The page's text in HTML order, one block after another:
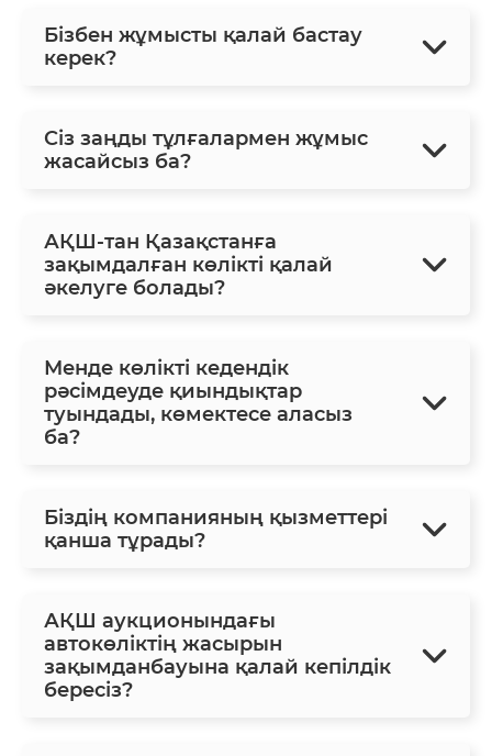
Бізбен жұмысты қалай бастау
керек?
Сіз заңды тұлғалармен жұмыс
жасайсыз ба?
АҚШ-тан Қазақстанға
зақымдалған көлікті қалай
әкелуге болады?
Менде көлікті кедендік
рәсімдеуде қиындықтар
туындады, көмектесе аласыз
ба?
Біздің компанияның қызметтері
қанша тұрады?
АҚШ аукционындағы
автокөліктің жасырын
зақымданбауына қалай кепілдік
бересіз?